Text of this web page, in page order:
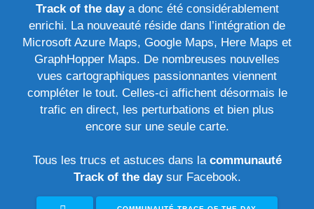
Track of the daya donc été considérablement
enrichi. La nouveauté réside dans l’intégration de
Microsoft Azure Maps, Google Maps, Here Maps et
GraphHopper Maps. De nombreuses nouvelles
vues cartographiques passionnantes viennent
compléter le tout. Celles-ci affichent désormais le
trafic en direct, les perturbations et bien plus
encore sur une seule carte.
Tous les trucs et astuces dans la communauté
Track of the day sur Facebook.